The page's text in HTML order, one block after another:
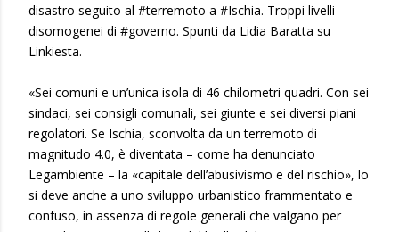
disastro seguito al #terremoto a #Ischia. Troppi livelli
disomogenei di #governo. Spunti da Lidia Baratta su
Linkiesta.
«Sei comuni e un’unica isola di 46 chilometri quadri. Con sei
sindaci, sei consigli comunali, sei giunte e sei diversi piani
regolatori. Se Ischia, sconvolta da un terremoto di
magnitudo 4.0, è diventata – come ha denunciato
Legambiente – la «capitale dell’abusivismo e del rischio», lo
si deve anche a uno sviluppo urbanistico frammentato e
confuso, in assenza di regole generali che valgano per